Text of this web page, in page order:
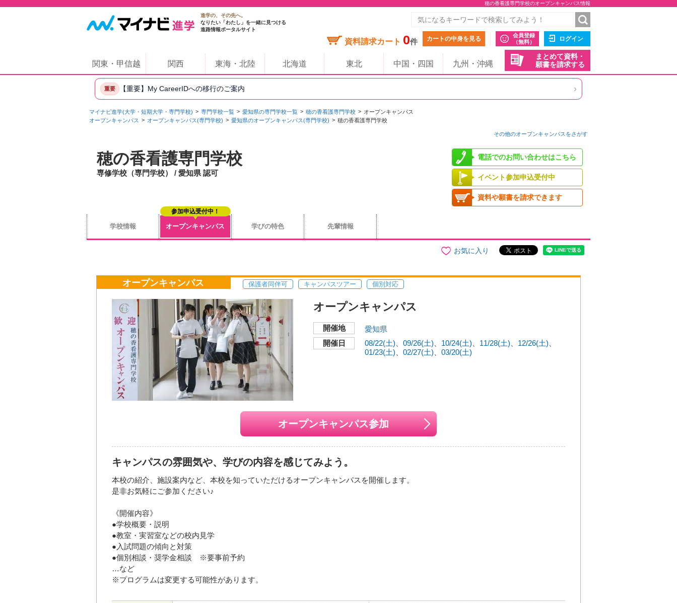
穂の香看護専門学校のオープンキャンパス情報
進学の、その先へ。
なりたい「わたし」を一緒に見つける
進路情報ポータルサイト
資料請求カート 0件 カートの中身を見る
会員登録
（無料）
ログイン
まとめて資料・
願書を請求する
関東・甲信越 関西 東海・北陸 北海道 東北 中国・四国 九州・沖縄
重要 【重要】My CareerIDへの移行のご案内 ›
マイナビ進学(大学・短期大学・専門学校) 専門学校一覧 愛知県の専門学校一覧 穂の香看護専門学校
オープンキャンパス
オープンキャンパス
オープンキャンパス(専門学校) 愛知県のオープンキャンパス(専門学校) 穂の香看護専門学校
その他のオープンキャンパスをさがす
穂の香看護専門学校
専修学校（専門学校） / 愛知県 認可
電話でのお問い合わせはこちら
イベント参加申込受付中
資料や願書を請求できます
学校情報 オープンキャンパス
参加申込受付中！
学びの特色 先輩情報
お気に入り
オープンキャンパス 保護者同伴可 キャンパスツアー 個別対応
オープンキャンパス
開催地
愛知県
開催日
08/22(土) 09/26(土) 10/24(土) 11/28(土)
12/26(土)
01/23(土)
02/27(土) 03/20(土)
オープンキャンパス参加
キャンパスの雰囲気や、学びの内容を感じてみよう。
本校の紹介、施設案内など、本校を知っていただけるオープンキャンパスを開催します。
是非お気軽にご参加ください♪
《開催内容》
●学校概要・説明
●教室・実習室などの校内見学
●入試問題の傾向と対策
●個別相談・奨学金相談 ※要事前予約
…など
※プログラムは変更する可能性があります。